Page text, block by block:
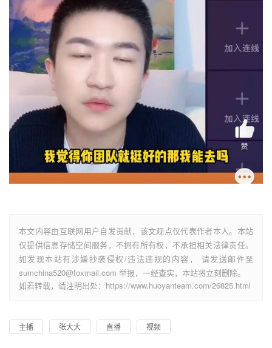
本文内容由互联网用户自发贡献，该文观点仅代表作者本人。本站
仅提供信息存储空间服务，不拥有所有权，不承担相关法律责任。
如发现本站有涉嫌抄袭侵权/违法违规的内容， 请发送邮件至
sumchina520@foxmail.com 举报，一经查实，本站将立刻删除。
如若转载，请注明出处：https://www.huoyanteam.com/26825.html
主播 张大大 直播 视频